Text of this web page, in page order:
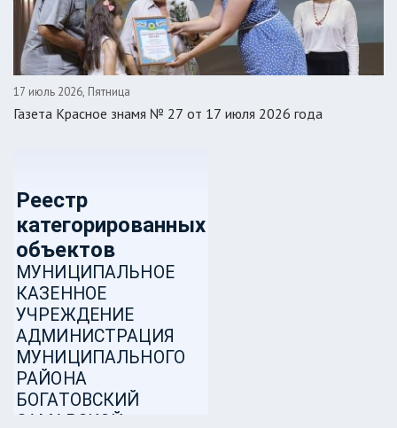
17 июль 2026, Пятница
Газета Красное знамя № 27 от 17 июля 2026 года